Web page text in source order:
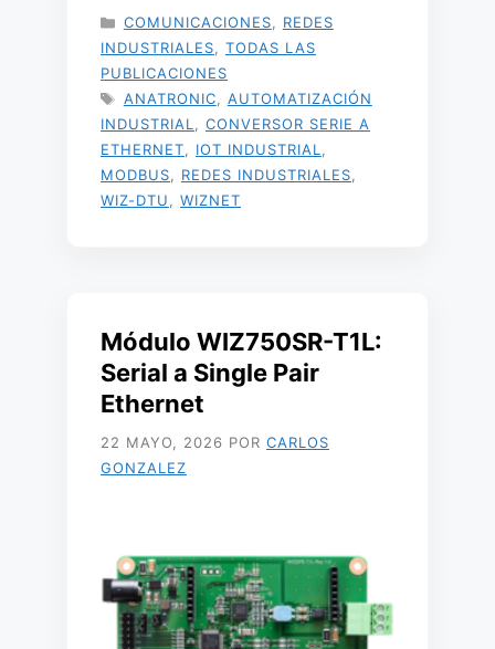
CATEGORÍAS
COMUNICACIONES
REDES
INDUSTRIALES
TODAS LAS
PUBLICACIONES
ETIQUETAS
ANATRONIC
AUTOMATIZACIÓN
INDUSTRIAL
CONVERSOR SERIE A
ETHERNET
IOT INDUSTRIAL
MODBUS
REDES INDUSTRIALES
WIZ-DTU
WIZNET
Módulo WIZ750SR-T1L:
Serial a Single Pair
Ethernet
22 MAYO, 2026 POR CARLOS
GONZALEZ